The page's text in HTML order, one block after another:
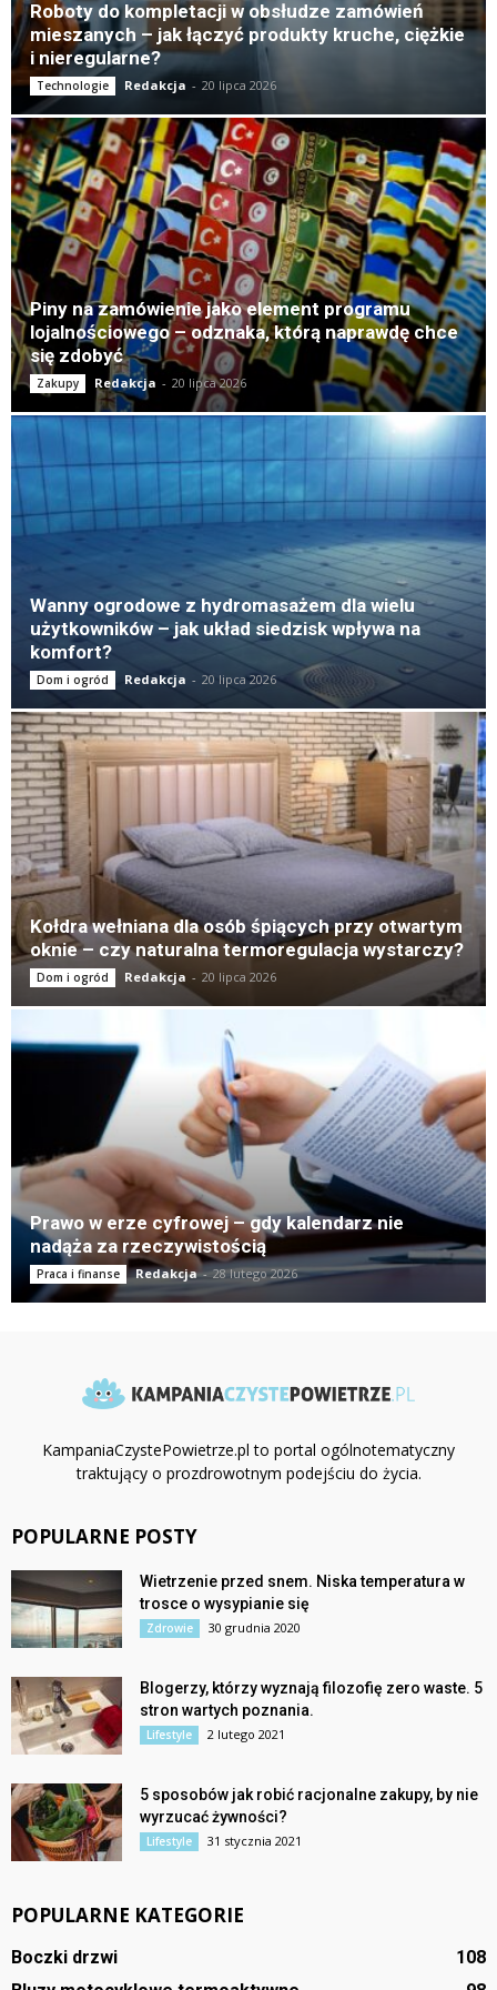
Roboty do kompletacji w obsłudze zamówień
mieszanych – jak łączyć produkty kruche, ciężkie
i nieregularne?
Technologie Redakcja - 20 lipca 2026
Piny na zamówienie jako element programu
lojalnościowego – odznaka, którą naprawdę chce
się zdobyć
Zakupy Redakcja - 20 lipca 2026
Wanny ogrodowe z hydromasażem dla wielu
użytkowników – jak układ siedzisk wpływa na
komfort?
Dom i ogród Redakcja - 20 lipca 2026
Kołdra wełniana dla osób śpiących przy otwartym
oknie – czy naturalna termoregulacja wystarczy?
Dom i ogród Redakcja - 20 lipca 2026
Prawo w erze cyfrowej – gdy kalendarz nie
nadąża za rzeczywistością
Praca i finanse Redakcja - 28 lutego 2026
KampaniaCzystePowietrze.pl to portal ogólnotematyczny
traktujący o prozdrowotnym podejściu do życia.
POPULARNE POSTY
Wietrzenie przed snem. Niska temperatura w
trosce o wysypianie się
Zdrowie 30 grudnia 2020
Blogerzy, którzy wyznają filozofię zero waste. 5
stron wartych poznania.
Lifestyle 2 lutego 2021
5 sposobów jak robić racjonalne zakupy, by nie
wyrzucać żywności?
Lifestyle 31 stycznia 2021
POPULARNE KATEGORIE
Boczki drzwi
108